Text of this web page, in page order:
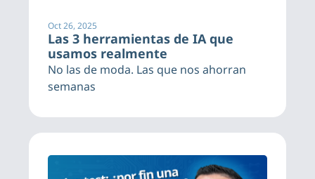
Oct 26, 2025
Las 3 herramientas de IA que
usamos realmente
No las de moda. Las que nos ahorran
semanas